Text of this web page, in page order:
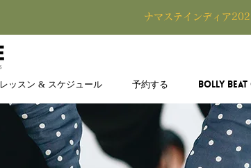
ナマステインディア
レッスン & スケジュール 予約する BOLLY